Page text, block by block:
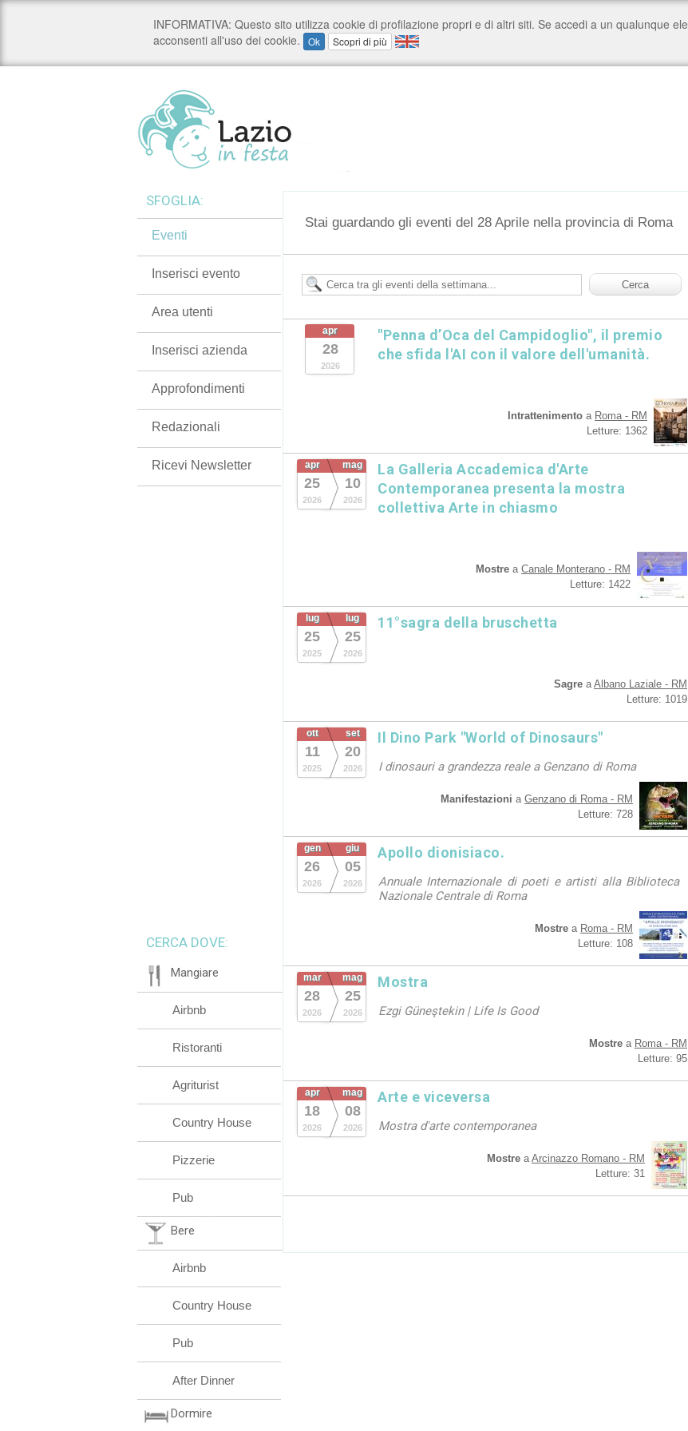
Stai guardando gli eventi del 28 Aprile nella provincia di Roma
apr
28
2026
"Penna d’Oca del Campidoglio", il premio
che sfida l'AI con il valore dell'umanità.
Intrattenimento a Roma - RM
Letture: 1362
apr
25
2026
mag
10
2026
La Galleria Accademica d'Arte
Contemporanea presenta la mostra
collettiva Arte in chiasmo
Mostre a Canale Monterano - RM
Letture: 1422
lug
25
2025
lug
25
2026
11°sagra della bruschetta
Sagre aAlbano Laziale - RM
Letture: 1019
ott
11
2025
set
20
2026
Il Dino Park "World of Dinosaurs"
I dinosauri a grandezza reale a Genzano di Roma
Manifestazioni a Genzano di Roma - RM
Letture: 728
gen
26
2026
giu
05
2026
Apollo dionisiaco.
Annuale Internazionale di poeti e artisti alla Biblioteca
Nazionale Centrale di Roma
Mostre a Roma - RM
Letture: 108
mar
28
2026
mag
25
2026
Mostra
Ezgi Güneştekin | Life Is Good
Mostre a Roma - RM
Letture: 95
apr
18
2026
mag
08
2026
Arte e viceversa
Mostra d'arte contemporanea
Mostre aArcinazzo Romano - RM
Letture: 31
SFOGLIA:
Eventi
Inserisci evento
Area utenti
Inserisci azienda
Approfondimenti
Redazionali
Ricevi Newsletter
CERCA DOVE:
Mangiare
Airbnb
Ristoranti
Agriturist
Country House
Pizzerie
Pub
Bere
Airbnb
Country House
Pub
After Dinner
Dormire